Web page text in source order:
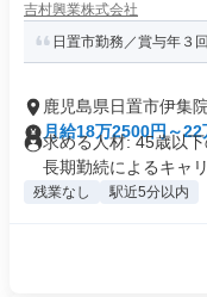
吉村興業株式会社
日置市勤務／賞与年３
鹿児島県日置市伊集
月給18万2500円～22
求める人材: 45歳以
長期勤続によるキャリ
残業なし 駅近5分以内